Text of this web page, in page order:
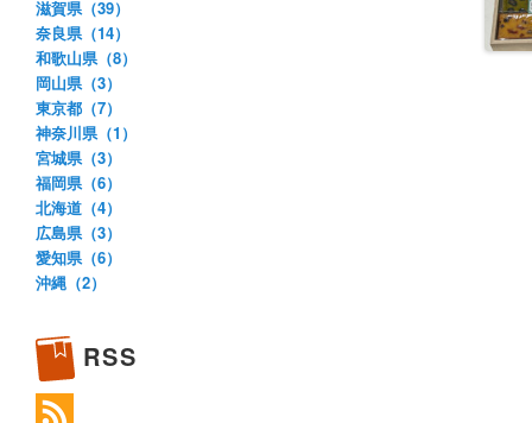
滋賀県（39）
奈良県（14）
和歌山県（8）
岡山県（3）
東京都（7）
神奈川県（1）
宮城県（3）
福岡県（6）
北海道（4）
広島県（3）
愛知県（6）
沖縄（2）
RSS